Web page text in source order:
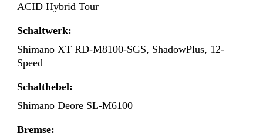
ACID Hybrid Tour
Schaltwerk:
Shimano XT RD-M8100-SGS, ShadowPlus, 12-
Speed
Schalthebel:
Shimano Deore SL-M6100
Bremse: